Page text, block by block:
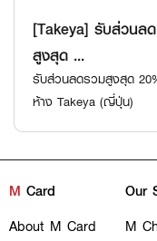
[Takeya] รับส่วนลด
สูงสุด ...
รับส่วนลดรวมสูงสุด
ห้าง Takeya (ญี่ปุ่น)
M Card
About M Card
Our
M